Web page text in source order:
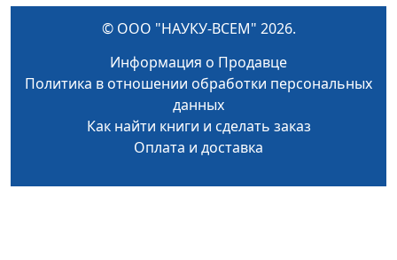
© ООО "НАУКУ-ВСЕМ" 2026.
Информация о Продавце
Политика в отношении обработки персональных
данных
Как найти книги и сделать заказ
Оплата и доставка